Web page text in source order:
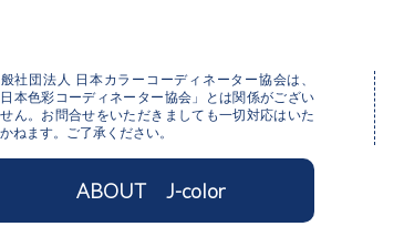
社団法人 日本カラーコーディネーター協会は、
本色彩コーディネーター協会」とは関係がござい
ん。お問合せをいただきましても一切対応はいた
ねます。ご了承ください。
ABOUT J-color